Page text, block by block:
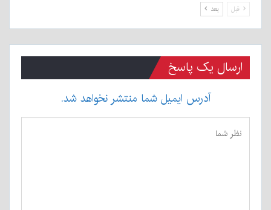
قبل بعد
ارسال یک پاسخ
آدرس ایمیل شما منتشر نخواهد شد.